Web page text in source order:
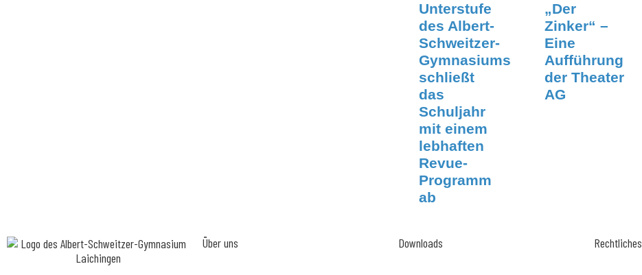
Unterstufe
des Albert-
Schweitzer-
Gymnasiums
schließt
das
Schuljahr
mit einem
lebhaften
Revue-
Programm
ab
„Der
Zinker“ –
Eine
Aufführung
der Theater
AG
Über uns Downloads Rechtliches